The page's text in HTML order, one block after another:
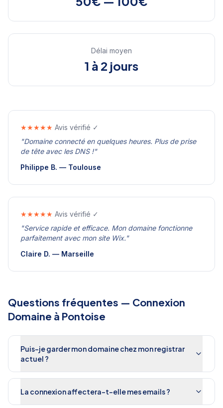
Délai moyen
1 à 2 jours
★★★★★ Avis vérifié ✓
"Domaine connecté en quelques heures. Plus de prise
de tête avec les DNS !"
Philippe B. — Toulouse
★★★★★ Avis vérifié ✓
"Service rapide et efficace. Mon domaine fonctionne
parfaitement avec mon site Wix."
Claire D. — Marseille
Questions fréquentes — Connexion
Domaine à Pontoise
Puis-je garder mon domaine chez mon registrar
actuel ?
La connexion affectera-t-elle mes emails ?